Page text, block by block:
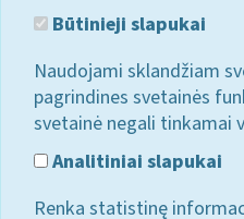
Būtinieji slapukai
Naudojami sklandžiam
pagrindines svetainės
svetainė negali tinkamai
Analitiniai slapukai
Renka statistinę